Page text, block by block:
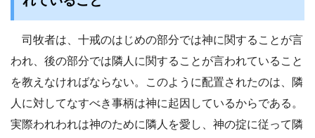
司牧者は、十戒のはじめの部分では神に関することが言
われ、後の部分では隣人に関することが言われていること
を教えなければならない。このように配置されたのは、隣
人に対してなすべき事柄は神に起因しているからである。
実際われわれは神のために隣人を愛し、神の掟に従って隣